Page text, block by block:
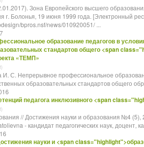
Зона Европейского высшего
г. Болонья, 19 июня 1999 года. [Электронный
bpros.nsf/news/010920051/ ...
образование педагогов в
стандартов общего <span
«ТЕМП»
С. Непрерывное профессиональное
образовательных стандартов общего
педагога инклюзивного <span
// Достижения науки и образования №4
- кандидат педагогических наук, доцент,
науки и <span